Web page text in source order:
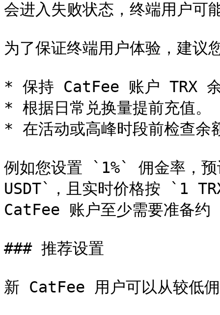
会进入失败状态，终端用户可
为了保证终端用户体验，建议
* 保持 CatFee 账户 TRX
* 根据日常兑换量提前充值。
* 在活动或高峰时段前检查余
例如您设置 `1%` 佣金率，
USDT`，且实时价格按 `1
CatFee 账户至少需要准备
### 推荐设置
新 CatFee 用户可以从较低